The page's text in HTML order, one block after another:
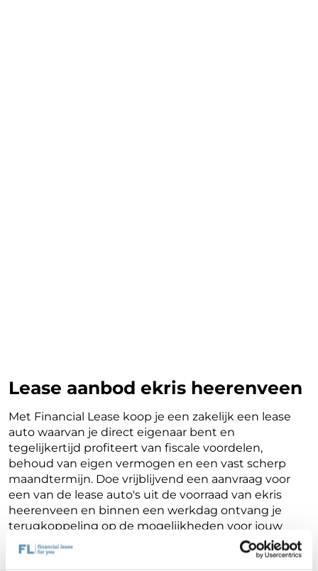
Lease aanbod ekris heerenveen
Met Financial Lease koop je een zakelijk een lease
auto waarvan je direct eigenaar bent en
tegelijkertijd profiteert van fiscale voordelen,
behoud van eigen vermogen en een vast scherp
maandtermijn. Doe vrijblijvend een aanvraag voor
een van de lease auto's uit de voorraad van ekris
heerenveen en binnen een werkdag ontvang je
terugkoppeling op de mogelijkheden voor jouw
Financial Lease.